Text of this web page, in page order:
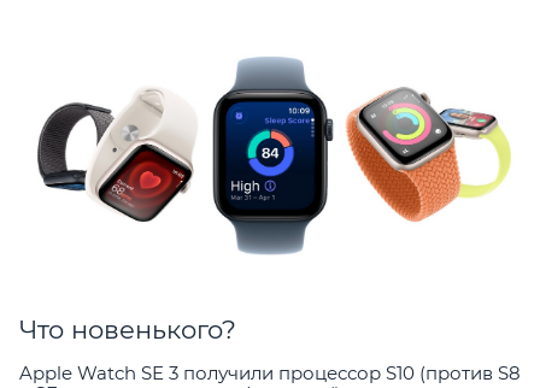
Что новенького?
Apple Watch SE 3 получили процессор S10 (против S8